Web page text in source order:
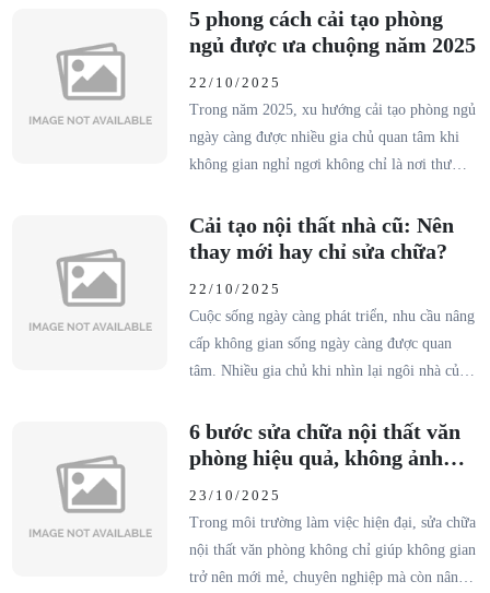
thay mái, hay sơn sửa nội thất. Việc hiểu rõ
quy định pháp lý giúp bạn tránh rủi ro bị xử
phí. Bài viết dưới đây, Hoà Gia Decor sẽ giúp
bạn giải đáp chi tiết về các trường hợp cần xin
phép, quy trình thực hiện và kinh nghiệm cải
5 phong cách cải tạo phòng
ngủ được ưa chuộng năm 2025
22/10/2025
Trong năm 2025, xu hướng cải tạo phòng ngủ
ngày càng được nhiều gia chủ quan tâm khi
không gian nghỉ ngơi không chỉ là nơi thư
của chủ nhân. Bằng việc áp dụng các phong
cách thiết kế hiện đại, tinh tế và phù hợp, bạn
ngày.
Cải tạo nội thất nhà cũ: Nên
thay mới hay chỉ sửa chữa?
22/10/2025
Cuộc sống ngày càng phát triển, nhu cầu nâng
cấp không gian sống ngày càng được quan
tâm. Nhiều gia chủ khi nhìn lại ngôi nhà của
khoăn: nên thay mới hoàn toàn hay chỉ cải tạo
nội thất nhà cũ để tiết kiệm chi phí?
6 bước sửa chữa nội thất văn
phòng hiệu quả, không ảnh
23/10/2025
Trong môi trường làm việc hiện đại, sửa chữa
nội thất văn phòng không chỉ giúp không gian
trở nên mới mẻ, chuyên nghiệp mà còn nâng